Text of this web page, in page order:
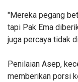
"Mereka pegang
tapi Pak Ema
juga percaya tidak
Penilaian Asep,
memberikan porsi